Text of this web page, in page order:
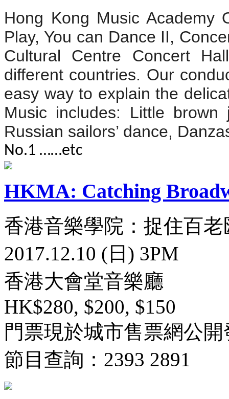
Hong Kong Music
Play, You can Dance II,
Cultural Centre Concert
different countries. Our
easy way to explain the
Music includes: Little
Russian sailors’ dance,
No.1 ……etc
HKMA: Catching
香港音樂學院：捉住百
2017.12.10 (日) 3PM
香港大會堂音樂廳
HK$280, $200, $150
門票現於城市售票網公開
節目查詢：2393 2891